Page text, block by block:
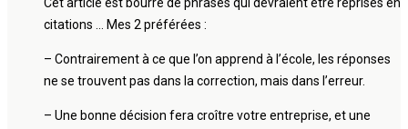
Cet article est bourré de phrases qui devraient être reprises en
citations … Mes 2 préférées :
– Contrairement à ce que l’on apprend à l’école, les réponses
ne se trouvent pas dans la correction, mais dans l’erreur.
– Une bonne décision fera croître votre entreprise, et une